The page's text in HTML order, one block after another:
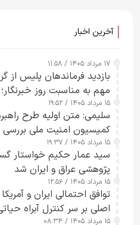
آخرین اخبار
۱۷ مرداد ۱۴۰۵ / ۱۱:۵۸
بازدید فرماندهان پلیس از
مهم به مناسبت روز
تقویت امنیت و اعتماد عمومی
۱۵ مرداد ۱۴۰۵ / ۱۹:۵۲
سلیمی: متن اولیه طرح
کمیسیون امنیت ملی
۱۵ مرداد ۱۴۰۵ / ۱۹:۳۷
سید عمار حکیم خواستار
پژوهشی عراق و ایران شد
۱۵ مرداد ۱۴۰۵ / ۱۲:۵۶
توافق احتمالی ایران و
اصلی بر سر کنترل آبراه
۱۵ مرداد ۱۴۰۵ / ۰۸:۳۴